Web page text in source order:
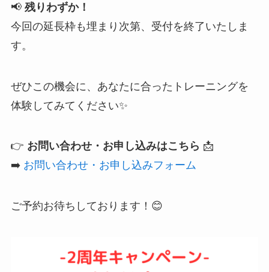
📢残りわずか！
今回の延長枠も埋まり次第、受付を終了いたしま
す。
ぜひこの機会に、あなたに合ったトレーニングを
体験してみてください✨
👉 お問い合わせ・お申し込みはこちら 📩
➡️ お問い合わせ・お申し込みフォーム
ご予約お待ちしております！😊